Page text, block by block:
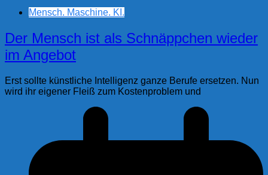
Mensch. Maschine. KI.
Der Mensch ist als Schnäppchen wieder
im Angebot
Erst sollte künstliche Intelligenz ganze Berufe ersetzen. Nun
wird ihr eigener Fleiß zum Kostenproblem und